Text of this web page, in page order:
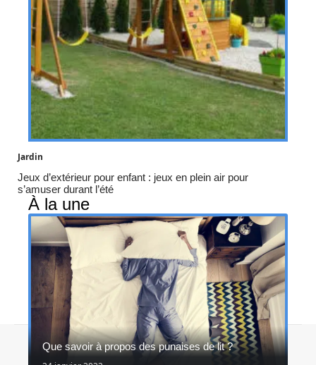
Jardin
Jeux d’extérieur pour enfant : jeux en plein air pour
s’amuser durant l’été
À la une
Que savoir à propos des punaises de lit ?
Contact Mentions légales Sitemap